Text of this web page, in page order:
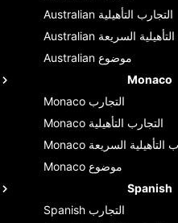
Australian التجارب التأهيلية
Australian السريعة
Australian موضوع
Monaco
Monaco التجارب
Monaco التجارب التأهيلية
Monaco التأهيلية السريعة
Monaco موضوع
Spanish
Spanish التجارب